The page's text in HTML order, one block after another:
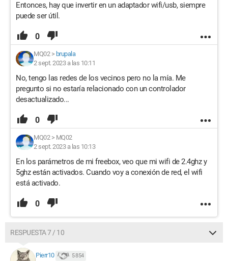
Entonces, hay que invertir en un adaptador wifi/usb, siempre
puede ser útil.
0
MQ02> brupala
2 sept. 2023 a las 10:11
No, tengo las redes de los vecinos pero no la mía. Me
pregunto si no estaría relacionado con un controlador
desactualizado...
0
MQ02> MQ02
2 sept. 2023 a las 10:13
En los parámetros de mi freebox, veo que mi wifi de 2.4ghz y
5ghz están activados. Cuando voy a conexión de red, el wifi
está activado.
0
RESPUESTA 7 / 10
Pierr10 5 854